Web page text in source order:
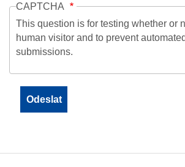
CAPTCHA
This question is for testing whether or
human visitor and to prevent
submissions.